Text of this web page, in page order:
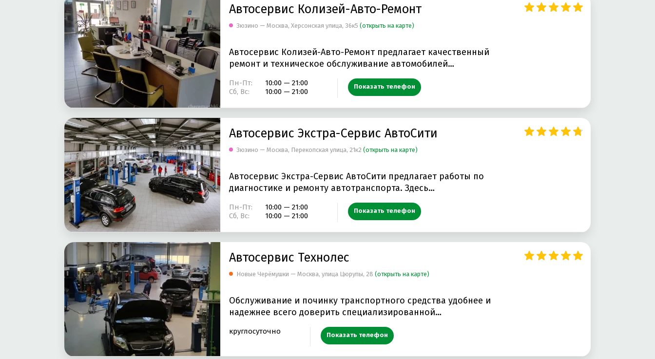
Автосервис Колизей-Авто-Ремонт
Зюзино — Москва, Херсонская улица, 36к5 (открыть на карте)
Автосервис Колизей-Авто-Ремонт предлагает качественный
ремонт и техническое обслуживание автомобилей…
Пн-Пт:
10:00 — 21:00
Сб, Вс:
10:00 — 21:00 Показать телефон
Автосервис Экстра-Сервис АвтоСити
Зюзино — Москва, Перекопская улица, 21к2 (открыть на карте)
Автосервис Экстра-Сервис АвтоСити предлагает работы по
диагностике и ремонту автотранспорта. Здесь…
Пн-Пт:
10:00 — 21:00
Сб, Вс:
10:00 — 21:00 Показать телефон
Автосервис Технолес
Новые Черёмушки — Москва, улица Цюрупы, 28 (открыть на карте)
Обслуживание и починку транспортного средства удобнее и
надежнее всего доверить специализированной…
круглосуточно Показать телефон